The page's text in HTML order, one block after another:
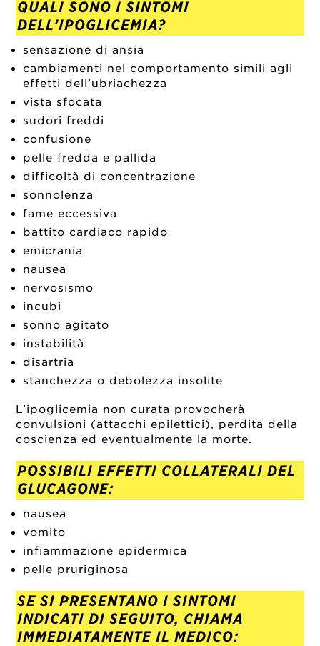
QUALI SONO I SINTOMI
DELL’IPOGLICEMIA?
sensazione di ansia
cambiamenti nel comportamento simili agli
effetti dell’ubriachezza
vista sfocata
sudori freddi
confusione
pelle fredda e pallida
difficoltà di concentrazione
sonnolenza
fame eccessiva
battito cardiaco rapido
emicrania
nausea
nervosismo
incubi
sonno agitato
instabilità
disartria
stanchezza o debolezza insolite
L’ipoglicemia non curata provocherà
convulsioni (attacchi epilettici), perdita della
coscienza ed eventualmente la morte.
POSSIBILI EFFETTI COLLATERALI DEL
GLUCAGONE:
nausea
vomito
infiammazione epidermica
pelle pruriginosa
SE SI PRESENTANO I SINTOMI
INDICATI DI SEGUITO, CHIAMA
IMMEDIATAMENTE IL MEDICO: